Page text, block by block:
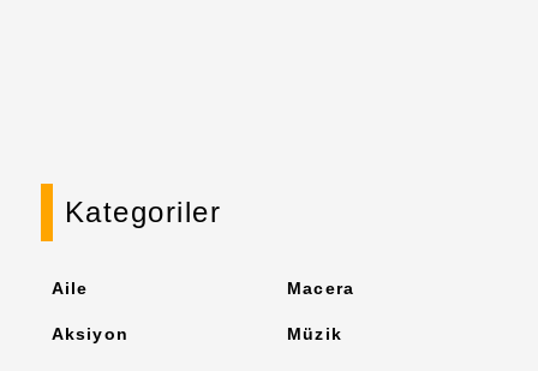
Kategoriler
Aile
Aksiyon
Macera
Müzik